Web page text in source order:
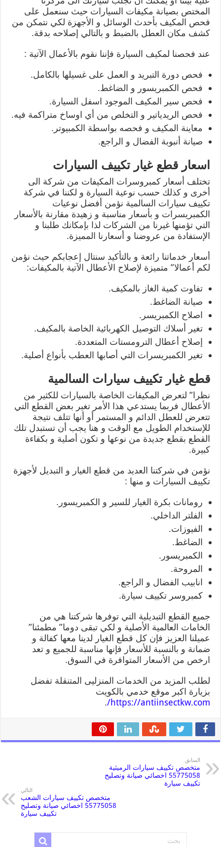
المختص بصيانة مكيفات السيارات حيث سنعمل على
فحص المكيف بأحدث الوسائل و الأجهزة لكي نتمكن من
كشف مكان العطل بالضبط و بالتالي إصلاحه بدقة.
عند فحصنا لمكيف السيارة فإننا نقوم بالأعمال الآتية :
فحص دورة التبريد و العمل على غسيلها بالكامل.
فحص الكمبريسور و الضاغط.
فحص سير المكيف الموجود اسفل السيارة.
فحص الريدياتير و التخلص من أي اوساخ متراكمة فيه.
معاينة المكيف و فحصه بواسطة الكمبيوتر.
صيانة أنبوبة الفضال و الراجع.
اسعار قطع غيار تكييف السيارات
تختلف أسعار كمبروسرات المكيفات من شركة الى
أخرى و كذلك حسب نوعية السيارة و لكننا في شركة
تكييف سيارات السالمية نؤمن أفضل نوعيات
الكمبريسرات و بأسعار مناسبة و زهيدة مقارنة بالأسعار
التي تؤمنها غيرنا من الشركات لذا بإمكانك طلبنا و
الإستفادة من عروضنا و أسعارنا المميزة.
أسعار خدماتنا رائعة و بالتأكيد سنتال إعجابكم حيث نؤمن
لكم أعمالا” متميزة لإصلاح الأعطال الآتية بالمكيفات:
تفاوت كمية الغاز بالمكيف.
صيانة الضاغط.
اصلاح الكمبريسر.
تغير أسلاك التوصيل الكهربائية الخاصة بالمكيف.
إصلاح أعطال الترومستات المتعددة.
تغير الكمبريسرات التي أصابها العطب بأنواع أصلية.
قطع غيار تكييف سيارات السالمية
نظرا” لتعرض المكيفات الخاصة بالسيارات للكثير من
الأعطال فربما يستدعي هذا الأمر تغير بعض القطع التي
تتعرض للعطل الدائم و المستمر أو أنها تتلف نتيجة
للإستخدام الطويل مع الوقت و هنا يجب أن تستبدل تلك
القطع بقطع جديدة من نوعها و تكون أصلية و بكفاءة
كبيرة.
نؤمن في شركتنا العديد من قطع الغيار و التبديل لأجهزة
تكييف السيارات و منها :
رومانات بكرة الغيار للسير و الكمبريسور.
الفلتر الداخلي.
الفيوزات.
الضاغط.
الكمبريسور.
المروحة.
انابيب الفضال و الراجع.
كمبروسر تكييف سيارة.
جميع القطع التبديلية التي توفرها شركتنا هي من
الخامات العالمية الأصلية و لكي تبقى دوما” مطمئنا”
عميلنا العزيز فإن كل قطع الغيار لدينا معها كفالة و
ضمانة و بالنسبة للأسعار فإنها مناسبة للجميع و تعد
ارخص من الأسعار المتوافرة في السوق.
لطلب المزيد من الخدمات المنزليى المتنقلة تفضل
بزيارة اكبر موقع خدمي بالكويت
https://antiinsectkw.com/
.
السابق
متخصص تكييف سيارات الرميثية
55775058 اخصائي صيانة وتصليح
تكييف سيارة
التالي
متخصص تكييف سيارات الشعب
55775058 اخصائي صيانة وتصليح
تكييف سيارة